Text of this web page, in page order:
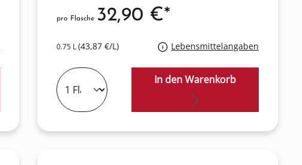
0.75 L(43,87 €/L) Lebensmittelangaben
pro Flasche 32,90 €*
In den Warenkorb